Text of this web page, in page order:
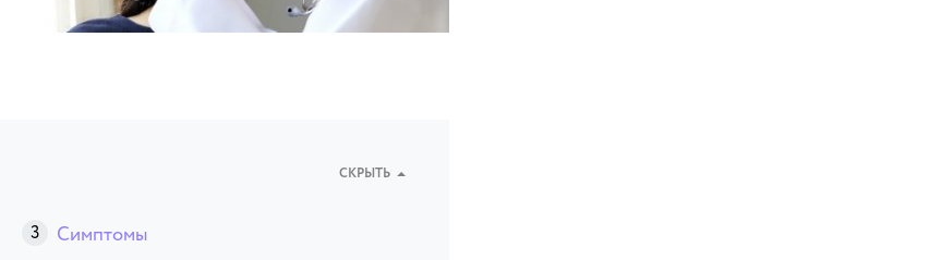
СКРЫТЬ
Симптомы